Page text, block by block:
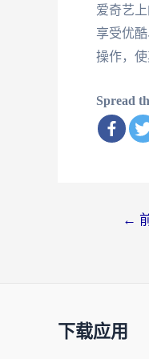
爱奇艺
享受优
操作，
Spread
←
下载应用